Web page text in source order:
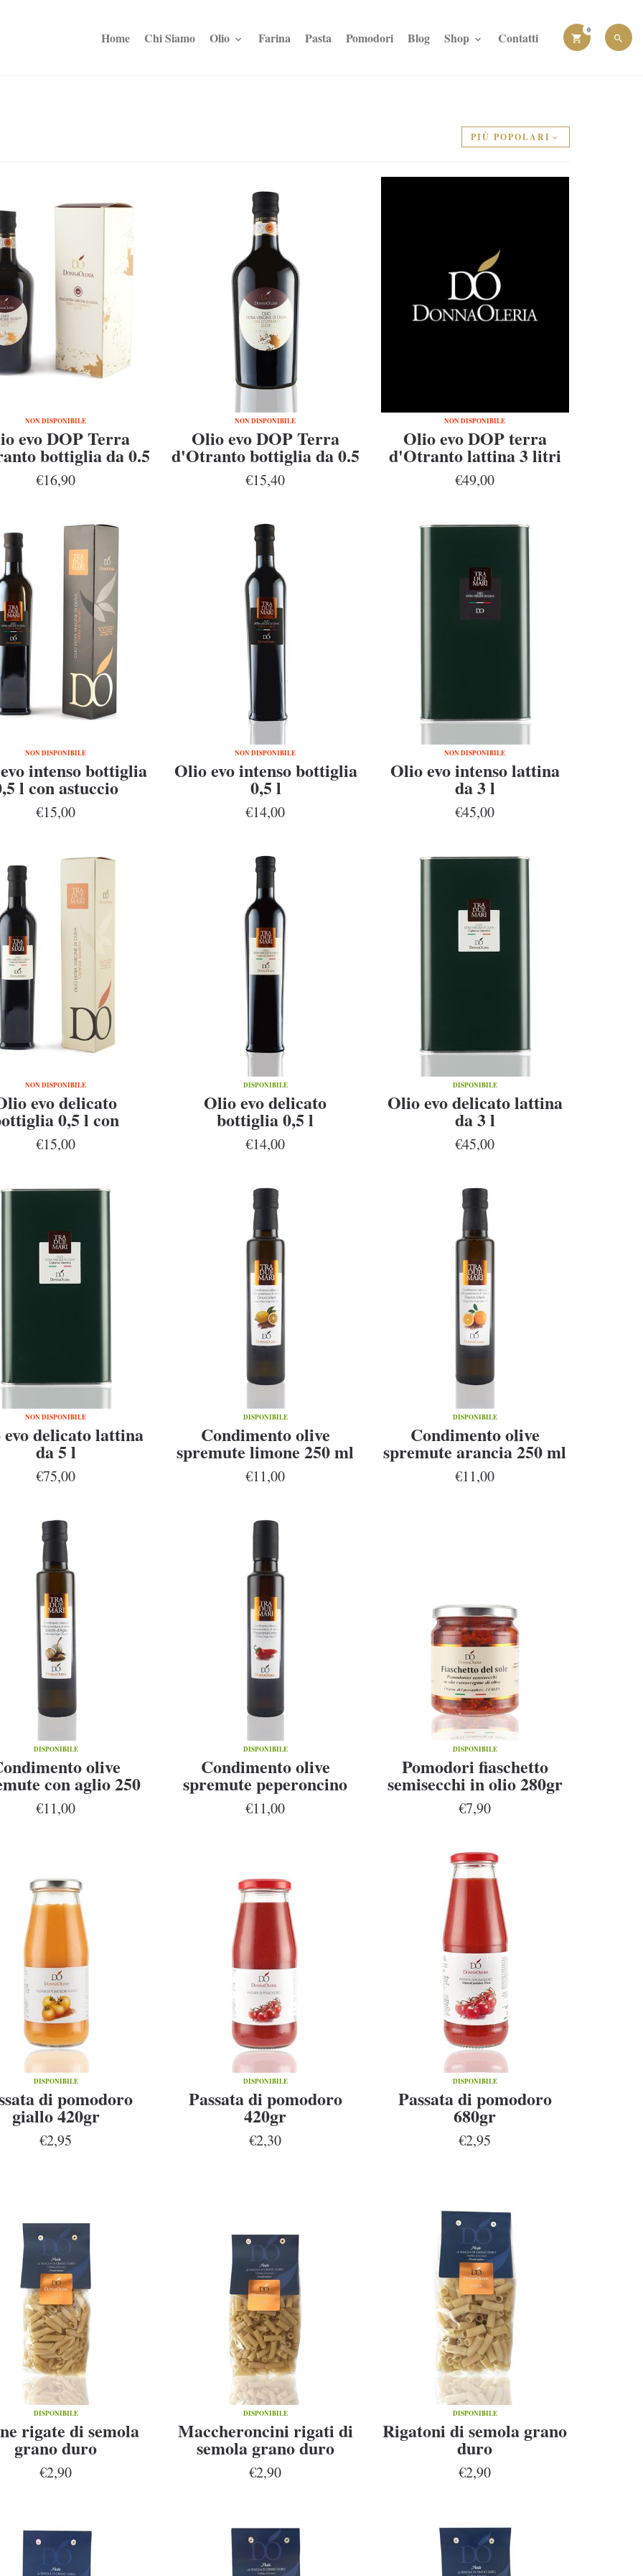
0
Home Chi Siamo Olio Farina Pasta Pomodori Blog Shop Contatti
PIÙ POPOLARI
NON DISPONIBILE
evo DOP Terra
bottiglia da 0.5
l in astuccio
€16,90
NON DISPONIBILE
Olio evo DOP Terra
d'Otranto bottiglia da 0.5
l
€15,40
NON DISPONIBILE
Olio evo DOP terra
d'Otranto lattina 3 litri
€49,00
NON DISPONIBILE
intenso bottiglia
l con astuccio
€15,00
NON DISPONIBILE
Olio evo intenso bottiglia
0,5 l
€14,00
NON DISPONIBILE
Olio evo intenso lattina
da 3 l
€45,00
NON DISPONIBILE
evo delicato
0,5 l con
astuccio
€15,00
DISPONIBILE
Olio evo delicato
bottiglia 0,5 l
€14,00
DISPONIBILE
Olio evo delicato lattina
da 3 l
€45,00
NON DISPONIBILE
delicato lattina
da 5 l
€75,00
DISPONIBILE
Condimento olive
spremute limone 250 ml
€11,00
DISPONIBILE
Condimento olive
spremute arancia 250 ml
€11,00
DISPONIBILE
olive
con aglio 250
ml
€11,00
DISPONIBILE
Condimento olive
spremute peperoncino
250 ml
€11,00
DISPONIBILE
Pomodori fiaschetto
semisecchi in olio 280gr
€7,90
DISPONIBILE
di pomodoro
giallo 420gr
€2,95
DISPONIBILE
Passata di pomodoro
420gr
€2,30
DISPONIBILE
Passata di pomodoro
680gr
€2,95
DISPONIBILE
rigate di semola
grano duro
€2,90
DISPONIBILE
Maccheroncini rigati di
semola grano duro
€2,90
DISPONIBILE
Rigatoni di semola grano
duro
€2,90